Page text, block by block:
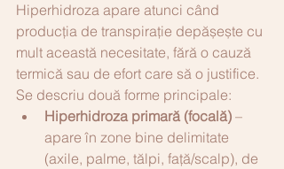
Hiperhidroza apare atunci când
producția de transpirație depășește cu
mult această necesitate, fără o cauză
termică sau de efort care să o justifice.
Se descriu două forme principale:
Hiperhidroza primară (focală) –
apare în zone bine delimitate
(axile, palme, tălpi, față/scalp), de